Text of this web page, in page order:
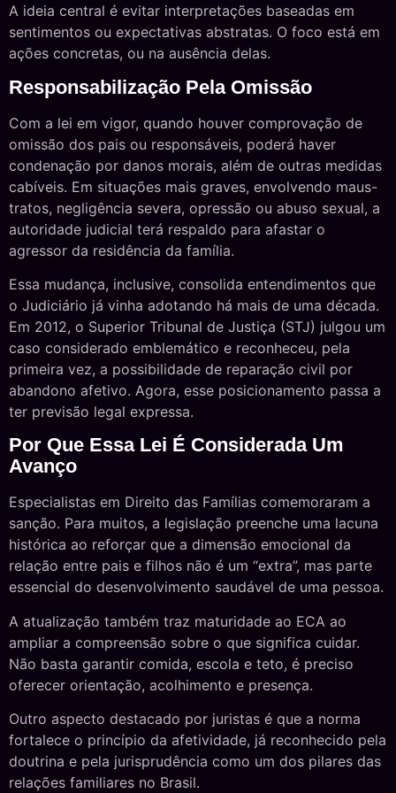
A ideia central é evitar interpretações baseadas em
sentimentos ou expectativas abstratas. O foco está em
ações concretas, ou na ausência delas.
Responsabilização Pela Omissão
Com a lei em vigor, quando houver comprovação de
omissão dos pais ou responsáveis, poderá haver
condenação por danos morais, além de outras medidas
cabíveis. Em situações mais graves, envolvendo maus-
tratos, negligência severa, opressão ou abuso sexual, a
autoridade judicial terá respaldo para afastar o
agressor da residência da família.
Essa mudança, inclusive, consolida entendimentos que
o Judiciário já vinha adotando há mais de uma década.
Em 2012, o Superior Tribunal de Justiça (STJ) julgou um
caso considerado emblemático e reconheceu, pela
primeira vez, a possibilidade de reparação civil por
abandono afetivo. Agora, esse posicionamento passa a
ter previsão legal expressa.
Por Que Essa Lei É Considerada Um
Avanço
Especialistas em Direito das Famílias comemoraram a
sanção. Para muitos, a legislação preenche uma lacuna
histórica ao reforçar que a dimensão emocional da
relação entre pais e filhos não é um “extra”, mas parte
essencial do desenvolvimento saudável de uma pessoa.
A atualização também traz maturidade ao ECA ao
ampliar a compreensão sobre o que significa cuidar.
Não basta garantir comida, escola e teto, é preciso
oferecer orientação, acolhimento e presença.
Outro aspecto destacado por juristas é que a norma
fortalece o princípio da afetividade, já reconhecido pela
doutrina e pela jurisprudência como um dos pilares das
relações familiares no Brasil.